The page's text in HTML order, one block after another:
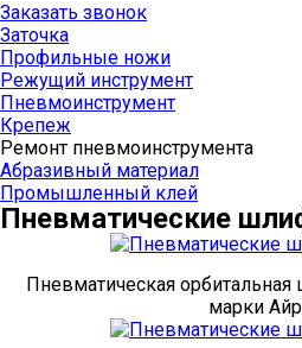
Заказать звонок
Заточка
Профильные ножи
Режущий инструмент
Пневмоинструмент
Крепеж
Ремонт пневмоинструмента
Абразивный материал
Промышленный клей
Пневматические
Пневматическая
марки